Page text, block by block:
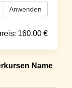
Anwenden
160.00 €
Name